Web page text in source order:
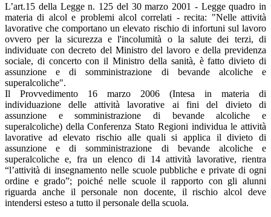
L’art.15 della Legge n. 125 del 30 marzo 2001 - Legge quadro in
materia di alcol e problemi alcol correlati - recita: "Nelle attività
lavorative che comportano un elevato rischio di infortuni sul lavoro
ovvero per la sicurezza e l'incolumità o la salute dei terzi, di
individuate con decreto del Ministro del lavoro e della previdenza
sociale, di concerto con il Ministro della sanità, è fatto divieto di
assunzione e di somministrazione di bevande alcoliche e
superalcoliche".
Il Provvedimento 16 marzo 2006 (Intesa in materia di
individuazione delle attività lavorative ai fini del divieto di
assunzione e somministrazione di bevande alcoliche e
superalcoliche) della Conferenza Stato Regioni individua le attività
lavorative ad elevato rischio alle quali si applica il divieto di
assunzione e di somministrazione di bevande alcoliche e
superalcoliche e, fra un elenco di 14 attività lavorative, rientra
“l’attività di insegnamento nelle scuole pubbliche e private di ogni
ordine e grado”; poiché nelle scuole il rapporto con gli alunni
riguarda anche il personale non docente, il rischio alcol deve
intendersi esteso a tutto il personale della scuola.